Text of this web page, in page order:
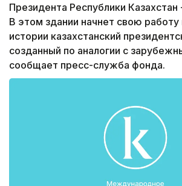
Президента Республики
В этом здании начнет свою работу
истории казахстанский
созданный по аналогии с
сообщает пресс-служба фонда.